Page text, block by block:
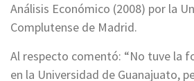
Análisis Económico (2008) por la
Complutense de Madrid.
Al respecto comentó: “No tuve la
en la Universidad de Guanajuato,